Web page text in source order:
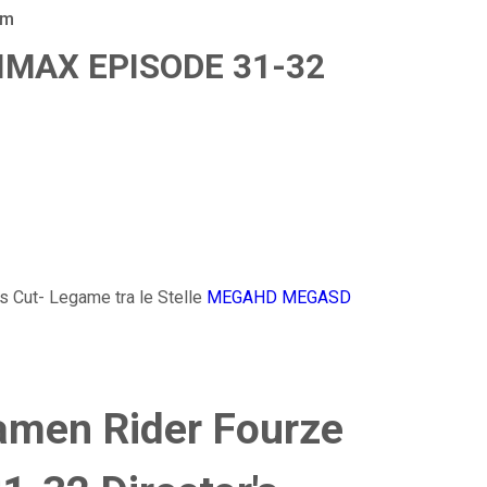
EPISODE 31-32
Cut- Legame tra le Stelle MEGAHD MEGASD
Rider Fourze